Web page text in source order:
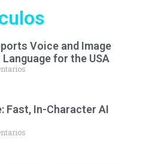
Voice and Image
for the USA
Fast, In-Character AI